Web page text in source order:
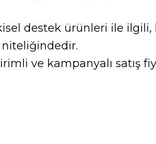
destek ürünleri ile ilgili,
ve kampanyalı satış